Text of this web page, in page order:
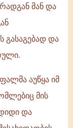
მან და
გასაგებად და
აუწყა იმ
მის
და